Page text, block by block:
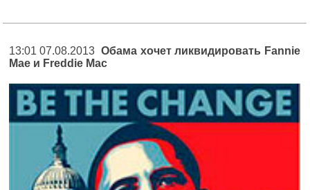
13:01 07.08.2013Обама хочет ликвидировать Fannie
Mae и Freddie Mac